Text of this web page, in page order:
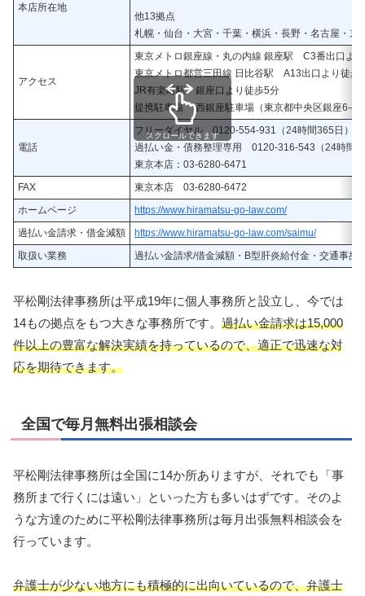
本店所在地
他13拠点
札幌・仙台・大宮・千葉・横浜・長野・名古屋・
アクセス
東京メトロ銀座線・丸の内線 銀座駅 C3番出口よ
東京メトロ都営三田線 日比谷駅 A13出口より徒歩
JR有楽町駅 銀座口より徒歩5分
提携駐車場 西銀座駐車場（東京都中央区銀座6-4-
電話
フリーダイヤル 0120-554-931（24時間365日）
過払い金・債務整理専用 0120-316-543（24時間
東京本店：03-6280-6471
FAX
東京本店 03-6280-6472
ホームページ
https://www.hiramatsu-go-law.com/
過払い金請求・借金減額
https://www.hiramatsu-go-law.com/saimu/
取扱い業務
過払い金請求/借金減額・B型肝炎給付金・交通事故
スクロールできます
平松剛法律事務所は平成19年に個人事務所と設立し、今では
14もの拠点をもつ大きな事務所です。 過払い金請求は15,000
件以上の豊富な解決実績を持っているので、適正で迅速な対
応を期待できます。
全国で毎月無料出張相談会
平松剛法律事務所は全国に14か所ありますが、それでも「事
務所まで行くには遠い」といった方も多いはずです。そのよ
うな方達のために平松剛法律事務所は毎月出張無料相談会を
行っています。
弁護士が少ない地方にも積極的に出向いているので、弁護士